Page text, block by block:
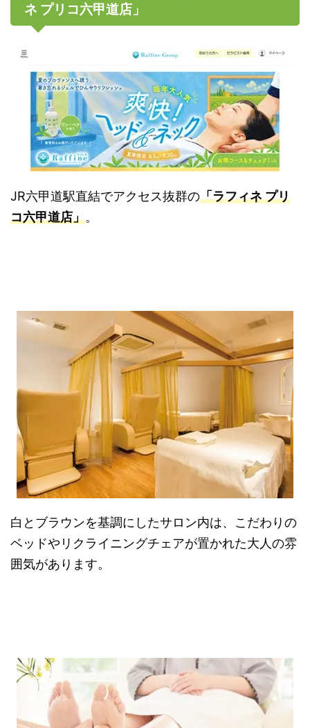
ネ プリコ六甲道店」
JR六甲道駅直結でアクセス抜群の「ラフィネ プリ
コ六甲道店」。
白とブラウンを基調にしたサロン内は、こだわりの
ベッドやリクライニングチェアが置かれた大人の雰
囲気があります。